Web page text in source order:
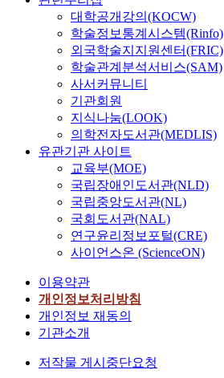
대학공개강의(KOCW)
학술정보통계시스템(Rinfo)
외국학술지지원센터(FRIC)
학술관계분석서비스(SAM)
사서커뮤니티
기관회원
지식나눔(LOOK)
의학전자도서관(MEDLIS)
유관기관 사이트
교육부(MOE)
국립장애인도서관(NLD)
국립중앙도서관(NL)
국회도서관(NAL)
연구윤리정보포털(CRE)
사이언스온 (ScienceON)
이용약관
개인정보처리방침
개인정보 재동의
기관소개
저작물 게시중단요청